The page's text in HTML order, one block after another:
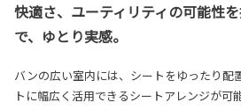
快適さ、ユーティリティの可能性
で、ゆとり実感。
バンの広い室内には、シートをゆったり配
トに幅広く活用できるシートアレンジが可能